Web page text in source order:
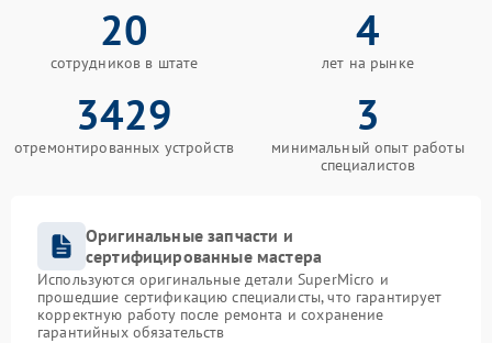
20
сотрудников в штате
4
лет на рынке
3429
отремонтированных устройств
3
минимальный опыт работы
специалистов
Оригинальные запчасти и
сертифицированные мастера
Используются оригинальные детали SuperMicro и
прошедшие сертификацию специалисты, что гарантирует
корректную работу после ремонта и сохранение
гарантийных обязательств